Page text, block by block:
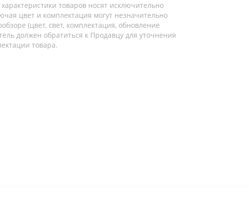
товаров носят исключительно
цвет и комплектация могут незначительно
(цвет, свет, комплектация, обновление
должен обратиться к Продавцу для уточнения
товара.